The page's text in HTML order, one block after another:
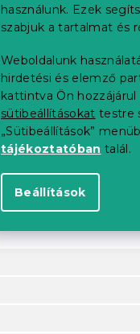
használunk. Ezek
szabjuk a tartalmat és
Weboldalunk
hirdetési és elemző
kattintva Ön
sütibeállításokat testre
„Sütibeállítások”
tájékoztatóban talál.
Beállítások